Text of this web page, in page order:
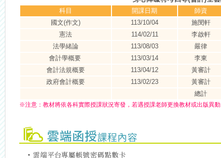
科目 開課日期
師資
國文(作文)
113/10/04
施閔軒
憲法
114/02/11
李啟軒
法學緒論
113/08/03
嚴律
會計學概要
113/03/14
李東
會計法規概要
113/04/12
黃審計
政府會計概要
113/02/23
黃審計
總計
※注意： 教材將依各科實際授課狀況寄發，若遇授課老師更換教材或出版異